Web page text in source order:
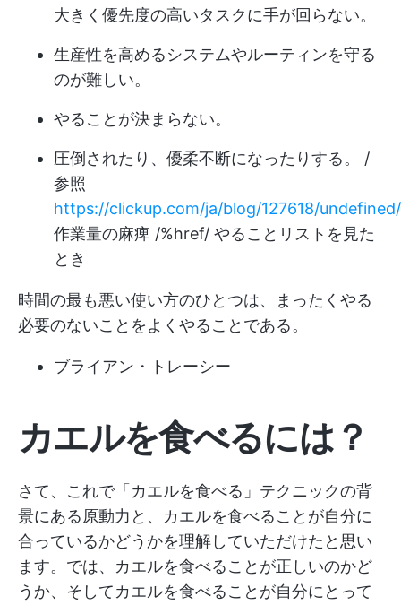
大きく優先度の高いタスクに手が回らない。
生産性を高めるシステムやルーティンを守る
のが難しい。
やることが決まらない。
圧倒されたり、優柔不断になったりする。 /
参照
https://clickup.com/ja/blog/127618/undefined/
作業量の麻痺 /%href/ やることリストを見た
とき
時間の最も悪い使い方のひとつは、まったくやる
必要のないことをよくやることである。
ブライアン・トレーシー
カエルを食べるには？
さて、これで「カエルを食べる」テクニックの背
景にある原動力と、カエルを食べることが自分に
合っているかどうかを理解していただけたと思い
ます。では、カエルを食べることが正しいのかど
うか、そしてカエルを食べることが自分にとって